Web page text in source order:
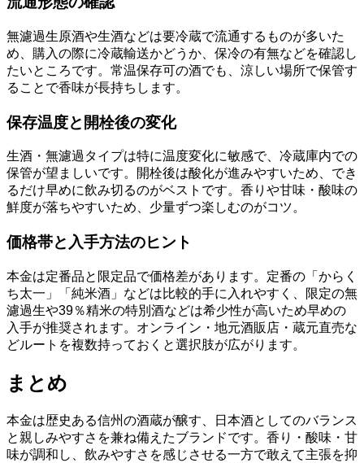
無濾過生原酒や生酒などは要冷蔵で流通するものが多いた
め、購入の際に冷蔵輸送かどうか、保冷の有無などを確認し
たいところです。常温保存可の酒でも、涼しい場所で保管す
ることで香味が長持ちします。
保存温度と開栓後の変化
生酒・無濾過タイプは特に温度変化に敏感で、冷蔵庫内での
保管が望ましいです。開栓後は酸化が進みやすいため、でき
るだけ早めに飲み切るのがベストです。香りや甘味・酸味の
鮮度が落ちやすいため、少量ずつ楽しむのがコツ。
価格帯と入手方法のヒント
本金は定番品と限定品で価格差があります。定番の「からく
ち太一」「純米酒」などは比較的手に入れやすく、限定の無
濾過生や39％精米の特別酒などは希少性が高いため早めの
入手が推奨されます。オンライン・地元酒販店・蔵元直売な
どルートを複数持っておくと選択肢が広がります。
まとめ
本金は歴史ある信州の酒蔵が醸す、日本酒としてのバランス
と親しみやすさを兼ね備えたブランドです。香り・酸味・甘
味が調和し、飲みやすさを感じさせる一方で敢えて主張を抑